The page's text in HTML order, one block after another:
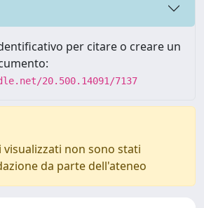
per citare o creare un
20.500.14091/7137
non sono stati
da parte dell'ateneo